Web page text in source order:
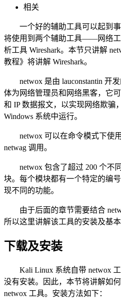
相关
一个好的辅助工具可以起到
将使用到两个辅助工具——网络工
析工具 Wireshark。本节只讲解
教程》将讲解 Wireshark。
netwox 是由 lauconstantin 开
体为网络管理员和网络黑客，它
和 IP 数据报文，以实现网络欺骗
Windows 系统中运行。
netwox 可以在命令模式下使
netwag 调用。
netwox 包含了超过 200 个不
块。每个模块都有一个特定的编
现不同的功能。
由于后面的章节需要结合
所以这里讲解该工具的安装及基本
下载及安装
Kali Linux 系统自带 netwox
没有安装。因此，本节将讲解如
netwox 工具。安装方法如下：